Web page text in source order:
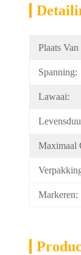
Plaats
Spanning:
Lawaai:
Maximaal
Markeren: